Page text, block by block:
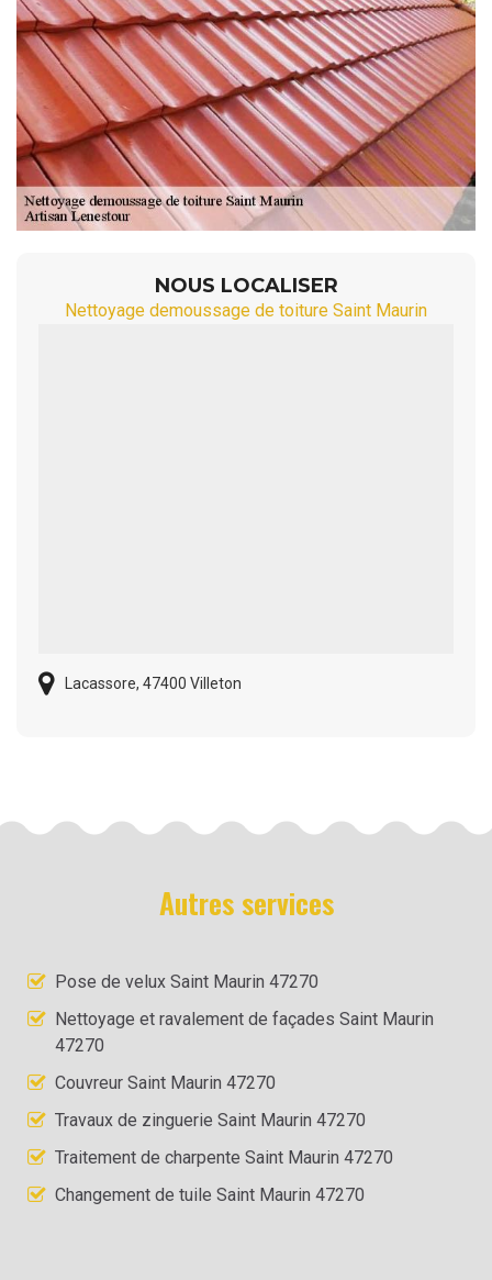
NOUS LOCALISER
Nettoyage demoussage de toiture Saint Maurin
Lacassore, 47400 Villeton
Autres services
Pose de velux Saint Maurin 47270
Nettoyage et ravalement de façades Saint Maurin
47270
Couvreur Saint Maurin 47270
Travaux de zinguerie Saint Maurin 47270
Traitement de charpente Saint Maurin 47270
Changement de tuile Saint Maurin 47270